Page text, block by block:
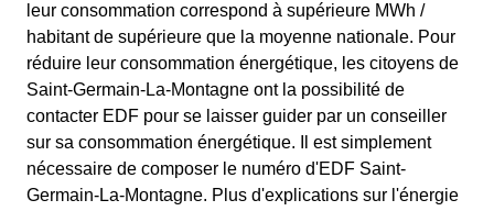
leur consommation correspond à supérieure MWh /
habitant de supérieure que la moyenne nationale. Pour
réduire leur consommation énergétique, les citoyens de
Saint-Germain-La-Montagne ont la possibilité de
contacter EDF pour se laisser guider par un conseiller
sur sa consommation énergétique. Il est simplement
nécessaire de composer le numéro d'EDF Saint-
Germain-La-Montagne. Plus d'explications sur l'énergie